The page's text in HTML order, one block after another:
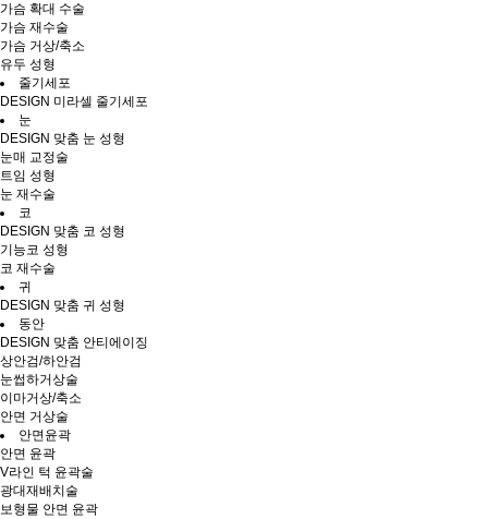
가슴 확대 수술
가슴 재수술
가슴 거상/축소
유두 성형
줄기세포
DESIGN 미라셀 줄기세포
눈
DESIGN 맞춤 눈 성형
눈매 교정술
트임 성형
눈 재수술
코
DESIGN 맞춤 코 성형
기능코 성형
코 재수술
귀
DESIGN 맞춤 귀 성형
동안
DESIGN 맞춤 안티에이징
상안검/하안검
눈썹하거상술
이마거상/축소
안면 거상술
안면윤곽
안면 윤곽
V라인 턱 윤곽술
광대재배치술
보형물 안면 윤곽